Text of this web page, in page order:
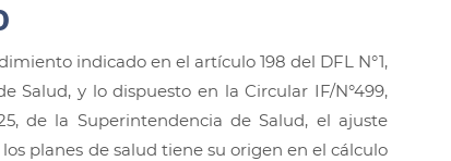
indicado en el artículo 198 del DFL N°1,
Salud, y lo dispuesto en la Circular IF/N°499,
de la Superintendencia de Salud, el ajuste
planes de salud tiene su origen en el cálculo